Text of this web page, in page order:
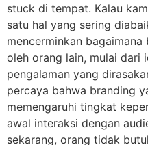
stuck di tempat. Kalau
satu hal yang sering
mencerminkan
oleh orang lain, mulai dari
pengalaman yang
percaya bahwa branding
memengaruhi tingkat
awal interaksi dengan
sekarang, orang tidak